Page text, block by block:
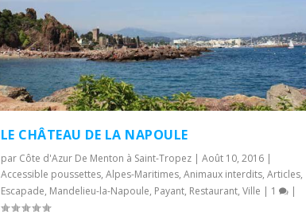
LE CHÂTEAU DE LA NAPOULE
par Côte d'Azur De Menton à Saint-Tropez| Août 10, 2016|
Accessible poussettes, Alpes-Maritimes, Animaux interdits, Articles,
Escapade, Mandelieu-la-Napoule, Payant, Restaurant, Ville | 1 |